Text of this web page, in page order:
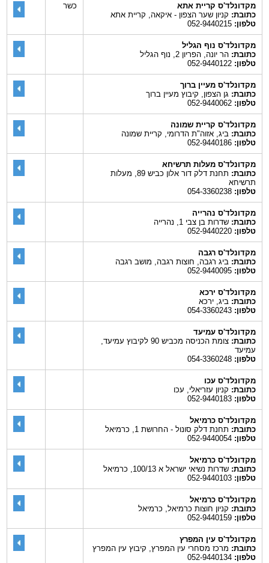
מקדונלד'ס קריית אתא
כתובת:קניון שער הצפון - איקאה, קריית אתא
טלפון:052-9440215
כשר
מקדונלד'ס נוף הגליל
כתובת:הר יונה, הפריון 2, נוף הגליל
טלפון:052-9440122
מקדונלד'ס מעיין ברוך
כתובת:גן הצפון, קיבוץ מעיין ברוך
טלפון:052-9440062
מקדונלד'ס קריית שמונה
כתובת:ביג, אזוה"ת הדרומי, קריית שמונה
טלפון:052-9440186
מקדונלד'ס מעלות תרשיחא
כתובת:
תחנת דלק דור אלון כביש 89, מעלות
תרשיחא
טלפון:054-3360238
מקדונלד'ס נהרייה
כתובת:שדרות בן צבי 1, נהרייה
טלפון:052-9440220
מקדונלד'ס רגבה
כתובת:ביג רגבה, חוצות רגבה, מושב רגבה
טלפון:052-9440095
מקדונלד'ס ירכא
כתובת:ביג, ירכא
טלפון:054-3360243
מקדונלד'ס עמיעד
כתובת:
צומת הכניסה מכביש 90 לקיבוץ עמיעד,
עמיעד
טלפון:054-3360248
מקדונלד'ס עכו
כתובת:קניון עזריאלי, עכו
טלפון:052-9440183
מקדונלד'ס כרמיאל
כתובת:תחנת דלק סונול - החרושת 1, כרמיאל
טלפון:052-9440054
מקדונלד'ס כרמיאל
כתובת:שדרות נשיאי ישראל א 100/13, כרמיאל
טלפון:052-9440103
מקדונלד'ס כרמיאל
כתובת:קניון חוצות כרמיאל, כרמיאל
טלפון:052-9440159
מקדונלד'ס עין המפרץ
כתובת:מרכז מסחרי עין המפרץ, קיבוץ עין המפרץ
טלפון:052-9440134